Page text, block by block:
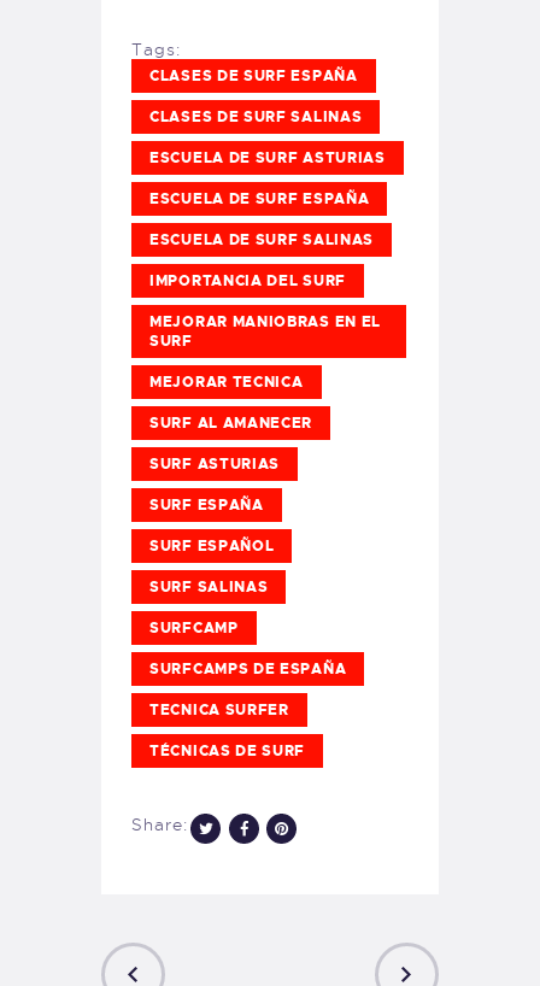
Tags:
CLASES DE SURF ESPAÑA
CLASES DE SURF SALINAS
ESCUELA DE SURF ASTURIAS
ESCUELA DE SURF ESPAÑA
ESCUELA DE SURF SALINAS
IMPORTANCIA DEL SURF
MEJORAR MANIOBRAS EN EL
SURF
MEJORAR TECNICA
SURF AL AMANECER
SURF ASTURIAS
SURF ESPAÑA
SURF ESPAÑOL
SURF SALINAS
SURFCAMP
SURFCAMPS DE ESPAÑA
TECNICA SURFER
TÉCNICAS DE SURF
Share: